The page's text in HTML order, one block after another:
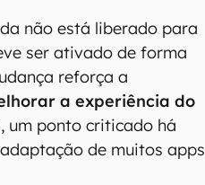
não está liberado para
ser ativado de forma
reforça a
a experiência do
, um ponto criticado há
de muitos apps